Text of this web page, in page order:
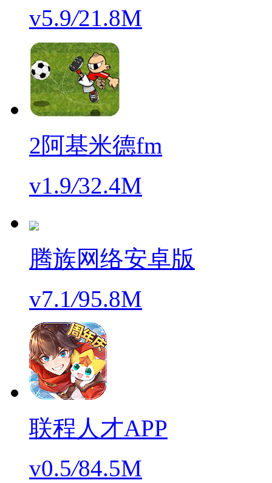
v5.9/21.8M
2阿基米德fm
v1.9/32.4M
腾族网络安卓版
v7.1/95.8M
联程人才APP
v0.5/84.5M